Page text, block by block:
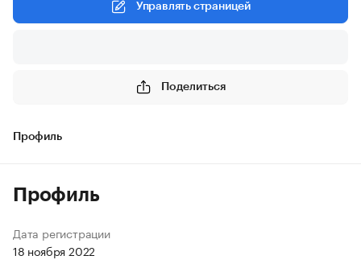
Управлять страницей
Поделиться
Профиль
Профиль
Дата регистрации
18 ноября 2022